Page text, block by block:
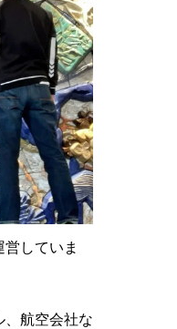
していま
、航空会社な